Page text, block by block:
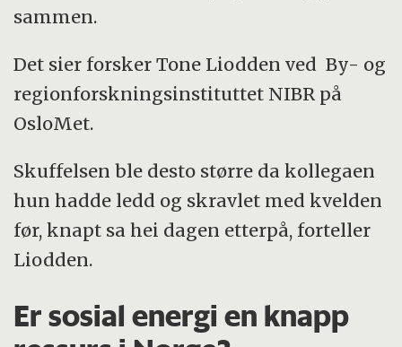
sammen.
Det sier forsker Tone Liodden ved By- og
regionforskningsinstituttet NIBR på
OsloMet.
Skuffelsen ble desto større da kollegaen
hun hadde ledd og skravlet med kvelden
før, knapt sa hei dagen etterpå, forteller
Liodden.
Er sosial energi en knapp